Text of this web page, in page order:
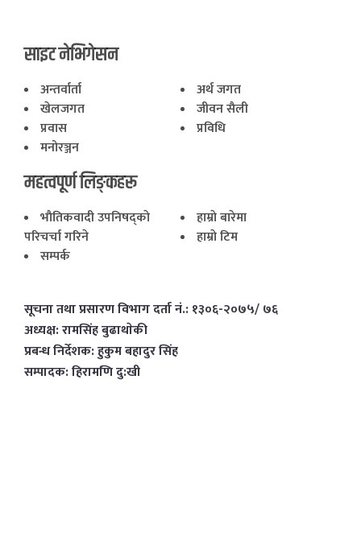
साइट नेभिगेसन
अन्तर्वार्ता
अर्थ जगत
खेलजगत
जीवन सैली
प्रवास
प्रविधि
मनोरञ्जन
महत्वपूर्ण लिङ्कहरू
भाैतिकवादी उपनिषद्काे
परिचर्चा गरिने
हाम्राे बारेमा
हाम्राे टिम
सम्पर्क
सूचना तथा प्रसारण विभाग दर्ता नं.: १३०६-२०७५/ ७६
अध्यक्ष: रामसिंह बुढाथाेकी
प्रबन्ध निर्देशक: हुकुम बहादुर सिंह
सम्पादक: हिरामणि दु:खी